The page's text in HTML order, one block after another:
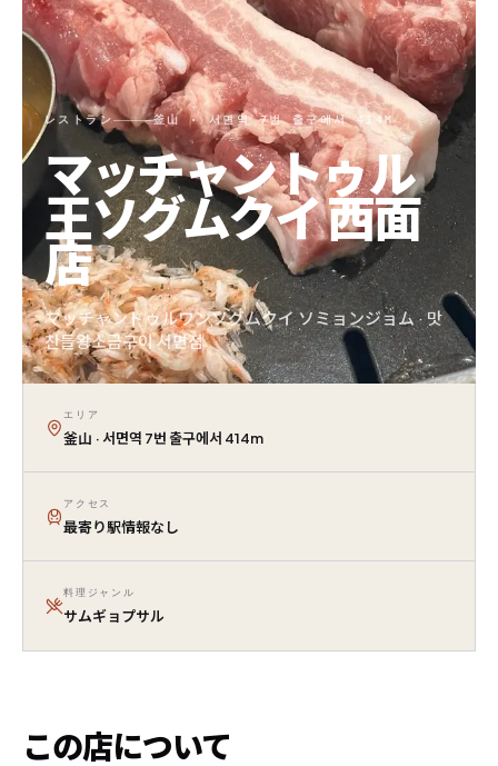
レストラン 釜山 · 서면역 7번 출구에서 414M
マッチャントゥル
王ソグムクイ 西面
店
マッチャンドゥルワンソグムクイ ソミョンジョム · 맛
찬들왕소금구이 서면점
エリア
釜山 · 서면역 7번 출구에서 414m
アクセス
最寄り駅情報なし
料理ジャンル
サムギョプサル
この店について